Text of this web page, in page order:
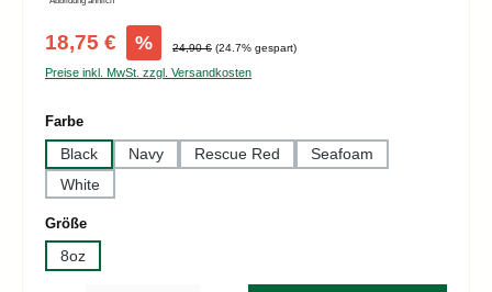
Verkaufspreis:
18,75 € % Regulärer Preis:
24,90 € (24.7% gespart)
Preise inkl. MwSt. zzgl. Versandkosten
Farbeauswählen
Black Navy Rescue Red
Seafoam
White
Größeauswählen
8oz